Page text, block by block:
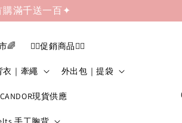
購滿千送一百✦
🌈 ❤️‍🔥促銷商品❤️‍🔥
衣｜牽繩 外出包｜提袋
現貨供應